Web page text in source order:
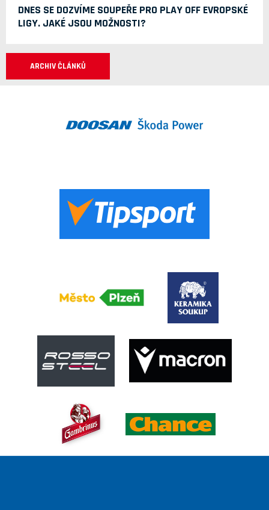
DNES SE DOZVÍME SOUPEŘE PRO PLAY OFF EVROPSKÉ
LIGY. JAKÉ JSOU MOŽNOSTI?
ARCHIV ČLÁNKŮ